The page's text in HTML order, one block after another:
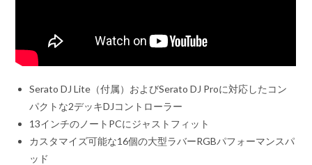
Serato DJ Lite（付属）およびSerato DJ Proに対応したコン
パクトな2デッキDJコントローラー
13インチのノートPCにジャストフィット
カスタマイズ可能な16個の大型ラバーRGBパフォーマンスパ
ッド